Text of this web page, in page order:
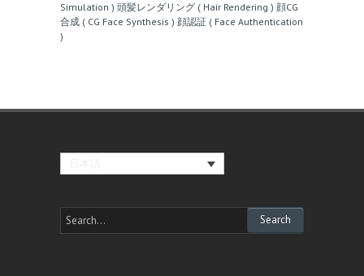
Simulation ) 頭髪レンダリング ( Hair Rendering ) 顔CG
合成 ( CG Face Synthesis ) 顔認証 ( Face Authentication
)